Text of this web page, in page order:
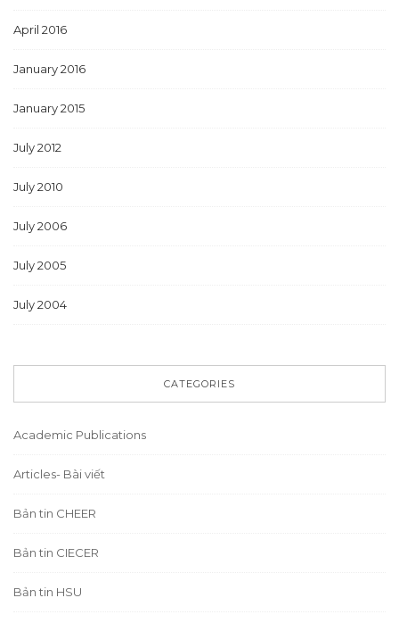
April 2016
January 2016
January 2015
July 2012
July 2010
July 2006
July 2005
July 2004
CATEGORIES
Academic Publications
Articles- Bài viết
Bản tin CHEER
Bản tin CIECER
Bản tin HSU